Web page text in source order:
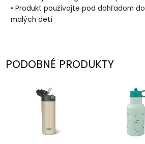
• Produkt používajte pod dohľadom
malých detí
PODOBNÉ PRODUKTY